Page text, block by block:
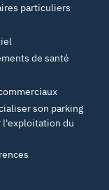
particuliers
de santé
son parking
l'exploitation du